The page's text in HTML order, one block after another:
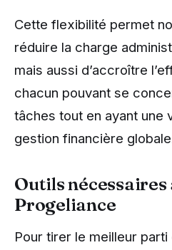
Cette flexibilité permet
réduire la charge
mais aussi d’accroître
chacun pouvant se
tâches tout en ayant une
gestion financière
Outils
Progeliance
Pour tirer le meilleur